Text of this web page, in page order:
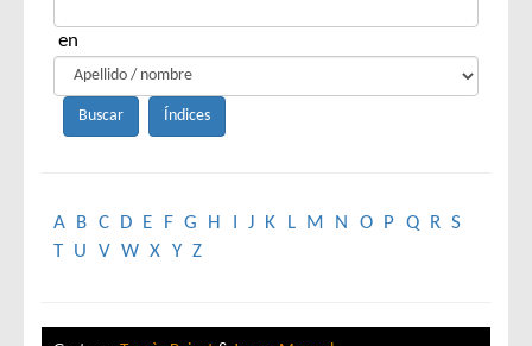
en
A B C D E F G H J K L M N O P Q R S
T U V W X Y Z